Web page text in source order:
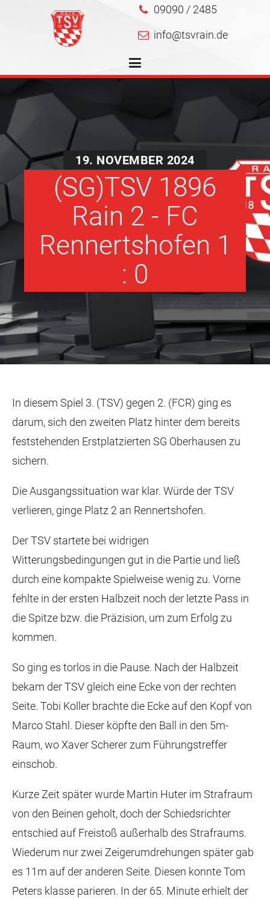
09090 / 2485
info@tsvrain.de
19. NOVEMBER 2024
(SG)TSV 1896
Rain 2 - FC
Rennertshofen 1
: 0
In diesem Spiel 3. (TSV) gegen 2. (FCR) ging es
darum, sich den zweiten Platz hinter dem bereits
feststehenden Erstplatzierten SG Oberhausen zu
sichern.
Die Ausgangssituation war klar. Würde der TSV
verlieren, ginge Platz 2 an Rennertshofen.
Der TSV startete bei widrigen
Witterungsbedingungen gut in die Partie und ließ
durch eine kompakte Spielweise wenig zu. Vorne
fehlte in der ersten Halbzeit noch der letzte Pass in
die Spitze bzw. die Präzision, um zum Erfolg zu
kommen.
So ging es torlos in die Pause. Nach der Halbzeit
bekam der TSV gleich eine Ecke von der rechten
Seite. Tobi Koller brachte die Ecke auf den Kopf von
Marco Stahl. Dieser köpfte den Ball in den 5m-
Raum, wo Xaver Scherer zum Führungstreffer
einschob.
Kurze Zeit später wurde Martin Huter im Strafraum
von den Beinen geholt, doch der Schiedsrichter
entschied auf Freistoß außerhalb des Strafraums.
Wiederum nur zwei Zeigerumdrehungen später gab
es 11m auf der anderen Seite. Diesen konnte Tom
Peters klasse parieren. In der 65. Minute erhielt der